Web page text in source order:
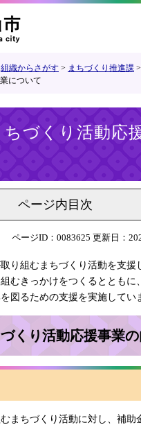
組織からさがす > まちづくり推進課 >
について
づくり活動応
ページ内目次
ページID：0083625 更新日：
り組むまちづくり活動を支援
むきっかけをつくるとともに
図るための支援を実施してい
くり活動応援事業
まちづくり活動に対し、補助